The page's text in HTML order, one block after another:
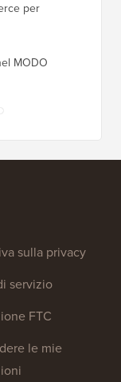
per
MODO
sulla privacy
servizio
FTC
le mie